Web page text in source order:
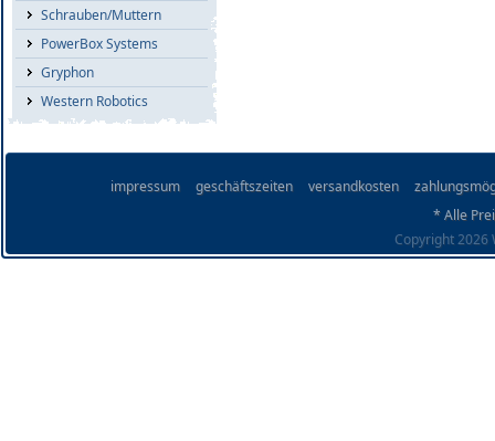
Schrauben/Muttern
PowerBox Systems
Gryphon
Western Robotics
impressum geschäftszeiten versandkosten
* Alle
Copyright 2026